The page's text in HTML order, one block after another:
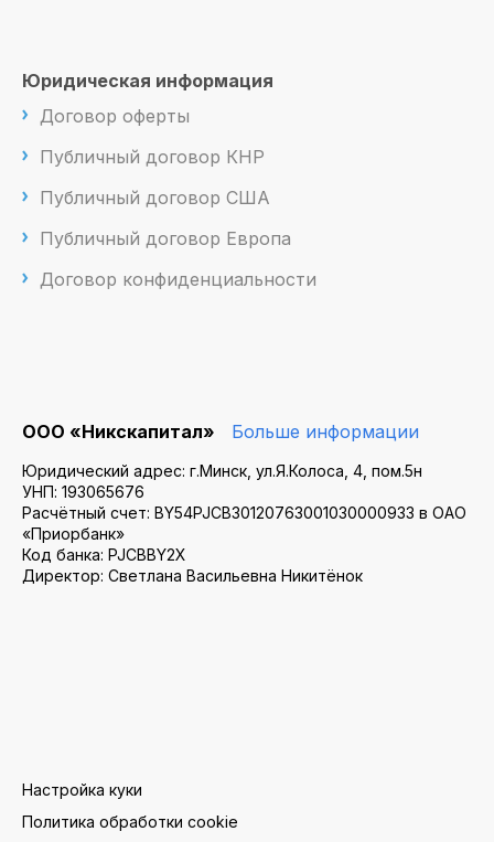
Юридическая информация
Договор оферты
Публичный договор КНР
Публичный договор США
Публичный договор Европа
Договор конфиденциальности
ООО «Никскапитал» Больше информации
Юридический адрес: г.Минск, ул.Я.Колоса, 4, пом.5н
УНП: 193065676
Расчётный счет: BY54PJCB30120763001030000933 в ОАО
«Приорбанк»
Код банка: PJCBBY2X
Директор: Светлана Васильевна Никитёнок
Настройка куки
Политика обработки cookie